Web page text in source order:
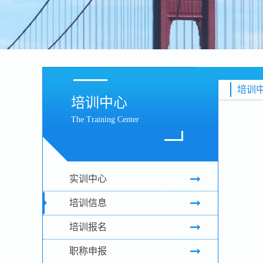
培训中心
The Training Center
实训中心
培训信息
培训报名
职称申报
培训